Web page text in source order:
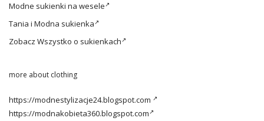
Modne sukienki na wesele
Tania i Modna sukienka
Zobacz Wszystko o sukienkach
more about clothing
https://modnestylizacje24.blogspot.com
https://modnakobieta360.blogspot.com